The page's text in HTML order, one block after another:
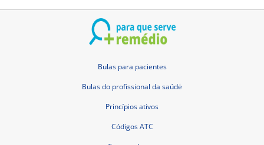
Bulas para pacientes
Bulas do profissional da saúdė
Princípios ativos
Códigos ATC